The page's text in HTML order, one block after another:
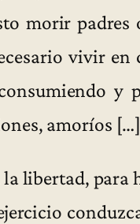
morir
vivir en
y
amoríos
la libertad,